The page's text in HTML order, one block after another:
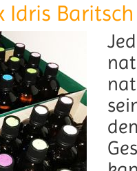
Idris Baritsch